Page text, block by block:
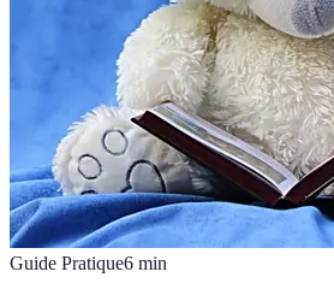
Guide Pratique6 min